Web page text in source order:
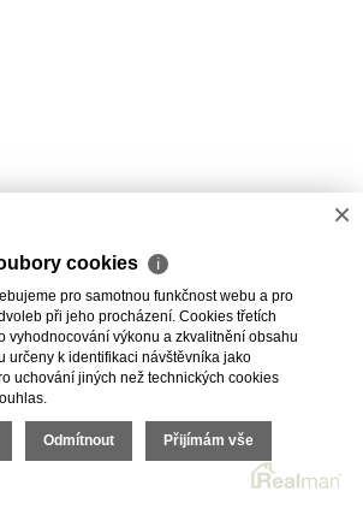
×
cookies ℹ
pro samotnou funkčnost webu a pro
při jeho procházení. Cookies třetích
vyhodnocování výkonu a zkvalitnění obsahu
určeny k identifikaci návštěvníka jako
uchování jiných než technických cookies
Odmítnout Přijímám vše